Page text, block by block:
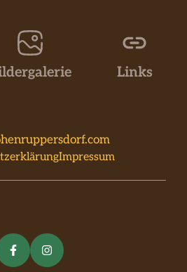
Links
Impressum